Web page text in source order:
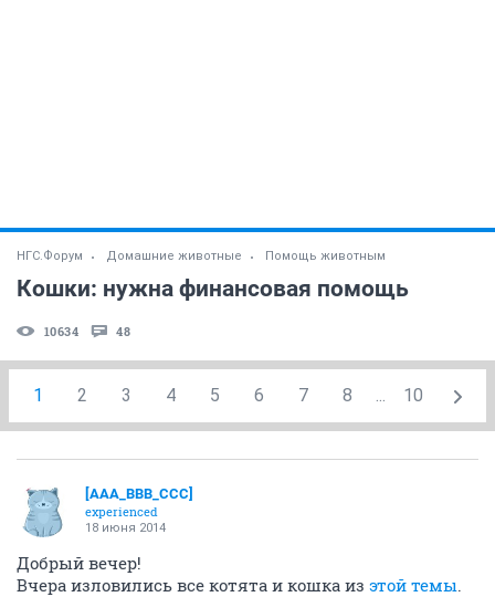
НГС.Форум Домашние животные Помощь животным
Кошки: нужна финансовая помощь
10634 48
1 2 3 4 5 6 7 8 ... 10
[AAA_BBB_CCC]
experienced
18 июня 2014
Добрый вечер!
Вчера изловились все котята и кошка из этой темы.